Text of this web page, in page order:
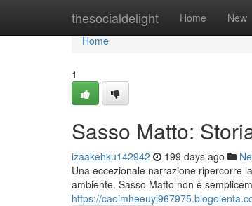
thesocialdelight Home New
Home
Home
1
Sasso Matto:
izaakehku142942 199 days ago
Una eccezionale narrazione ripercorre
ambiente. Sasso Matto non è
https://